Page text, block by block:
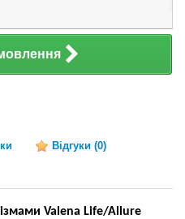
Відгуки (0)
Valena Life/Allure